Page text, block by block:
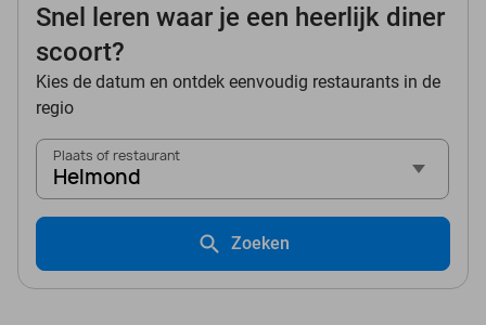
Snel leren waar je een heerlijk diner
scoort?
Kies de datum en ontdek eenvoudig restaurants in de
regio
Plaats of restaurant
Helmond
Zoeken